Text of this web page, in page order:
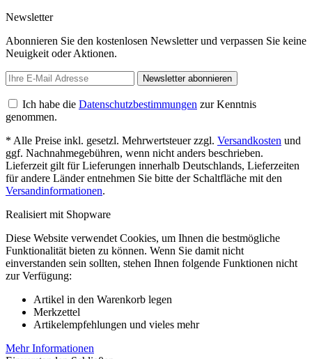
Newsletter
Abonnieren Sie den kostenlosen Newsletter und verpassen Sie keine
Neuigkeit oder Aktionen.
Newsletter abonnieren
Ich habe die Datenschutzbestimmungen zur Kenntnis
genommen.
* Alle Preise inkl. gesetzl. Mehrwertsteuer zzgl. Versandkosten und
ggf. Nachnahmegebühren, wenn nicht anders beschrieben.
Lieferzeit gilt für Lieferungen innerhalb Deutschlands, Lieferzeiten
für andere Länder entnehmen Sie bitte der Schaltfläche mit den
Versandinformationen.
Realisiert mit Shopware
Diese Website verwendet Cookies, um Ihnen die bestmögliche
Funktionalität bieten zu können. Wenn Sie damit nicht
einverstanden sein sollten, stehen Ihnen folgende Funktionen nicht
zur Verfügung:
Artikel in den Warenkorb legen
Merkzettel
Artikelempfehlungen und vieles mehr
Mehr Informationen